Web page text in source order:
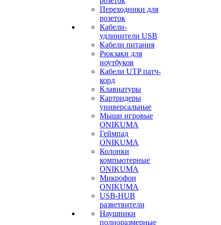
Переходники для
розеток
Кабели-
удлинители USB
Кабели питания
Рюкзаки для
ноутбуков
Кабели UTP патч-
корд
Клавиатуры
Картридеры
универсальные
Мыши игровые
ONIKUMA
Геймпад
ONIKUMA
Колонки
компьютерные
ONIKUMA
Микрофон
ONIKUMA
USB-HUB
разветвители
Наушники
полноразмерные